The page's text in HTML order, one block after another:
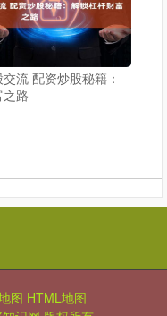
流 配资炒股秘籍：
路
图 HTML地图